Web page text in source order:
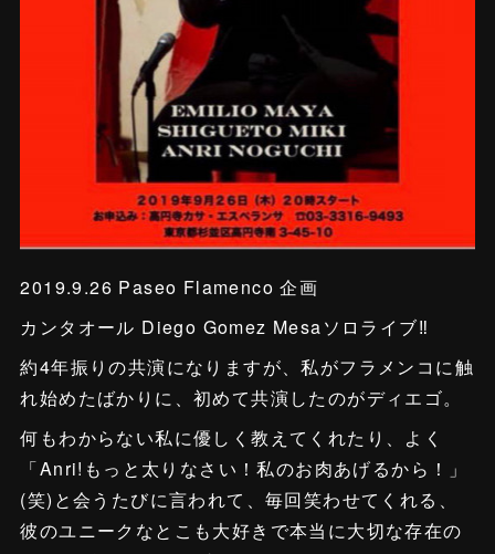
2019.9.26 Paseo Flamenco 企画
カンタオール Diego Gomez Mesaソロライブ‼️
約4年振りの共演になりますが、私がフラメンコに触
れ始めたばかりに、初めて共演したのがディエゴ。
何もわからない私に優しく教えてくれたり、よく
「Anri!もっと太りなさい！私のお肉あげるから！」
(笑)と会うたびに言われて、毎回笑わせてくれる、
彼のユニークなとこも大好きで本当に大切な存在の